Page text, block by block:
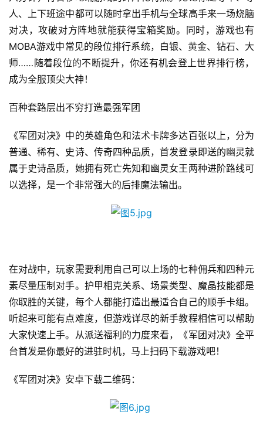
闲
游
戏
2
2
第
十
届
金
7
月
3
0
日
游
人、上下班途中都可以随时拿出手机与全球高手来一场烧脑
对决，攻破对方阵地就能获得宝箱奖励。同时，游戏也有
MOBA游戏中常见的段位排行系统，白银、黄金、钻石、大
师……随着段位的不断提升，你还有机会登上世界排行榜，
成为全服顶尖大神！
百种套路层出不穷打造最强军团
《军团对决》中的英雄角色和法术卡牌多达百张以上，分为
普通、稀有、史诗、传奇四种品质，首发登录即送的幽灵就
属于史诗品质，她拥有死亡先知和幽灵女王两种进阶路线可
以选择，是一个非常强大的后排魔法输出。
在对战中，玩家需要利用自己可以上场的七种佣兵和四种元
素尽量压制对手。护甲相克关系、场景类型、魔晶技能都是
你取胜的关键，每个人都能打造出最适合自己的顺手卡组。
听起来可能有点难度，但游戏详尽的新手教程相信可以帮助
大家快速上手。从派送福利的力度来看，《军团对决》全平
台首发是你最好的进驻时机，马上扫码下载游戏吧！
《军团对决》安卓下载二维码：